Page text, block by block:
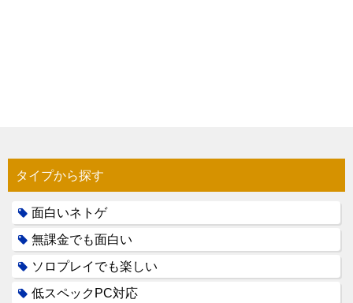
タイプから探す
面白いネトゲ
無課金でも面白い
ソロプレイでも楽しい
低スペックPC対応